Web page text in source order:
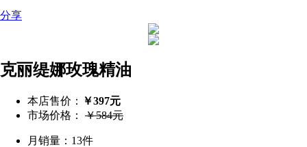
分享
克丽缇娜玫瑰精油
本店售价： ￥397元
市场价格： ￥584元
月销量：13件